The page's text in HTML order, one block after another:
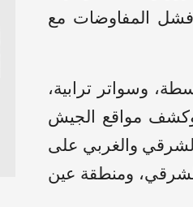
فشل المفاوضات مع
وسواتر ترابية،
وكشف مواقع الجيش
والغربي على
ومنطقة عين